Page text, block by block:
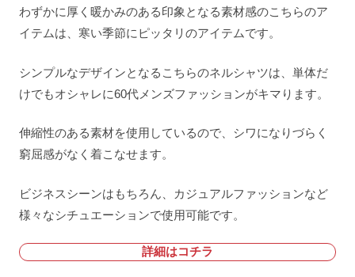
わずかに厚く暖かみのある印象となる素材感のこちらのア
イテムは、寒い季節にピッタリのアイテムです。
シンプルなデザインとなるこちらのネルシャツは、単体だ
けでもオシャレに60代メンズファッションがキマります。
伸縮性のある素材を使用しているので、シワになりづらく
窮屈感がなく着こなせます。
ビジネスシーンはもちろん、カジュアルファッションなど
様々なシチュエーションで使用可能です。
詳細はコチラ